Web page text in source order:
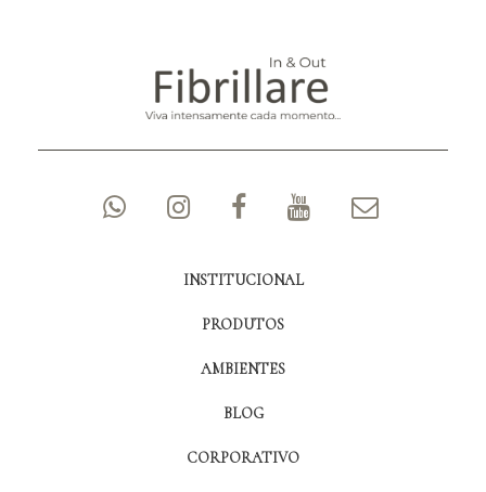
INSTITUCIONAL
PRODUTOS
AMBIENTES
BLOG
CORPORATIVO